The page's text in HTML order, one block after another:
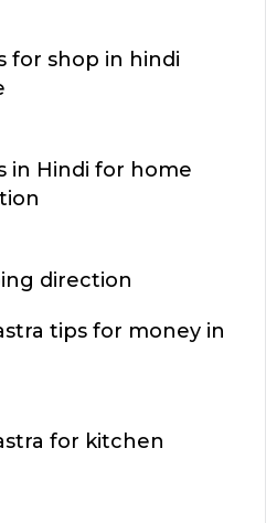
for shop in hindi
in Hindi for home
direction
tips for money in
for kitchen